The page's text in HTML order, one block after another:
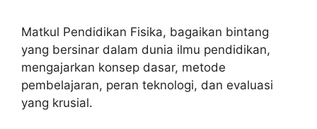
Matkul Pendidikan Fisika, bagaikan bintang
yang bersinar dalam dunia ilmu pendidikan,
mengajarkan konsep dasar, metode
pembelajaran, peran teknologi, dan evaluasi
yang krusial.